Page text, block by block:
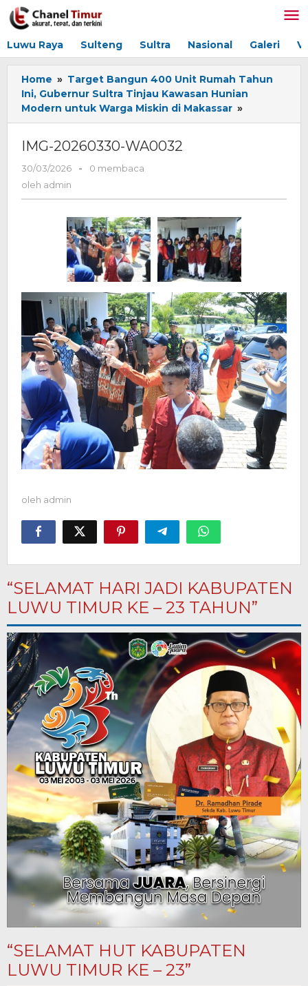
Lewati
ke
Luwu Raya Sulteng Sultra Nasional Galeri
Home » Target Bangun 400 Unit Rumah Tahun
Ini, Gubernur Sultra Tinjau Kawasan Hunian
Modern untuk Warga Miskin di Makassar »
20260330-
IMG-20260330-WA0032
30/03/2026
oleh
-
0 membaca
oleh admin
oleh admin
“SELAMAT HARI JADI KABUPATEN
LUWU TIMUR KE – 23 TAHUN”
“SELAMAT HUT KABUPATEN
LUWU TIMUR KE – 23”